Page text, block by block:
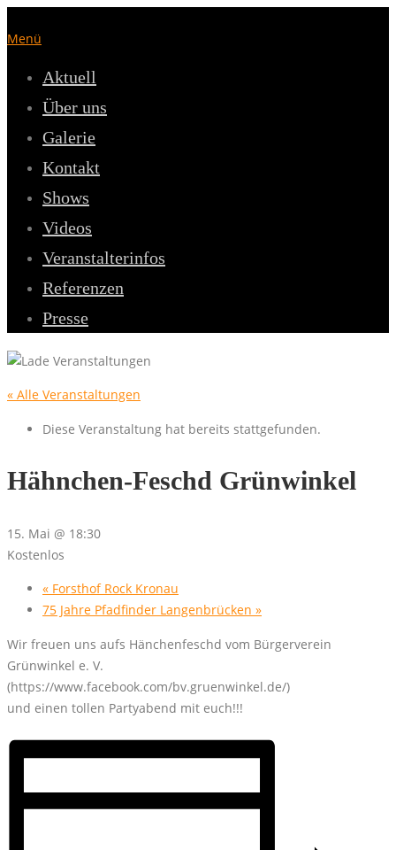
Inhalt
Menü
Aktuell
Über uns
Galerie
Kontakt
Shows
Videos
Veranstalterinfos
Referenzen
Presse
« Alle Veranstaltungen
Diese Veranstaltung hat bereits stattgefunden.
Hähnchen-Feschd Grünwinkel
15. Mai @ 18:30
Kostenlos
« Forsthof Rock Kronau
75 Jahre Pfadfinder Langenbrücken »
Wir freuen uns aufs Hänchenfeschd vom Bürgerverein
Grünwinkel e. V.
(https://www.facebook.com/bv.gruenwinkel.de/)
und einen tollen Partyabend mit euch!!!